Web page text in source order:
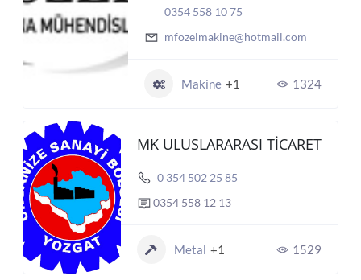
0354 558 10 75
mfozelmakine@hotmail.com
Makine +1 1324
MK ULUSLARARASI TİCARET
0 354 502 25 85
0354 558 12 13
Metal +1 1529